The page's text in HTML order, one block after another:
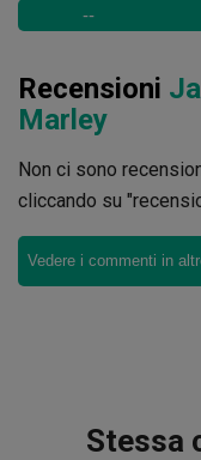
Recensioni
Marley
Non ci sono
cliccando su
Vedere i commenti in
Stessa